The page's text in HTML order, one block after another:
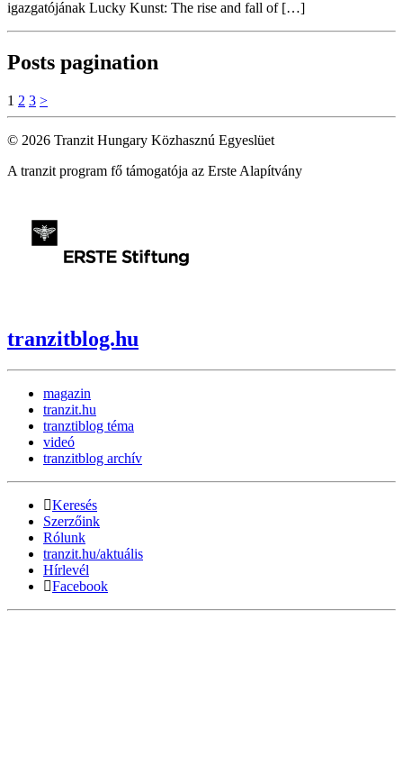
igazgatójának Lucky Kunst: The rise and fall of […]
Posts pagination
1 2 3 >
© 2026 Tranzit Hungary Közhasznú Egyeslüet
A tranzit program fő támogatója az Erste Alapítvány
tranzitblog.hu
magazin
tranzit.hu
tranztiblog téma
videó
tranzitblog archív
Keresés
Szerzőink
Rólunk
tranzit.hu/aktuális
Hírlevél
Facebook